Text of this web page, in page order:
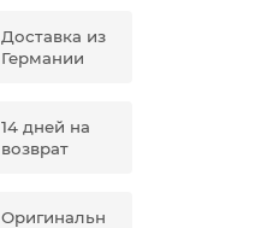
Доставка из
Германии
14 дней на
возврат
Оригинальн